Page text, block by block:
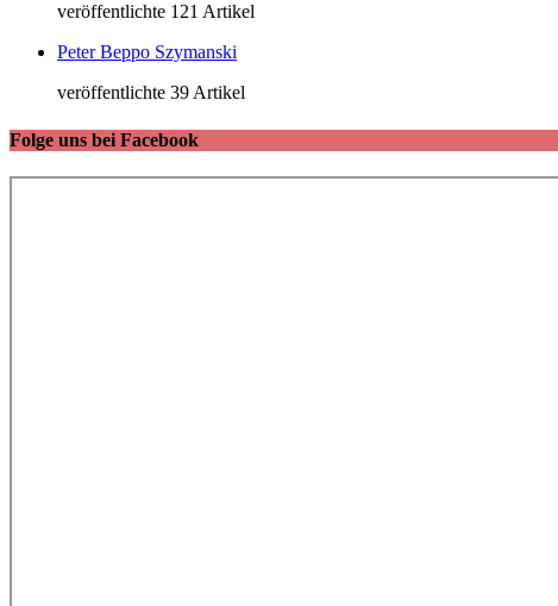
veröffentlichte 121 Artikel
Peter Beppo Szymanski
veröffentlichte 39 Artikel
Folge uns bei Facebook